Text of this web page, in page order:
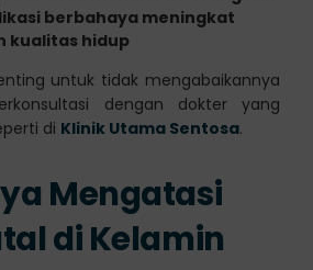
berbahaya meningkat
kualitas hidup
untuk tidak mengabaikannya
dengan dokter yang
di Klinik Utama Sentosa.
Mengatasi
di Kelamin